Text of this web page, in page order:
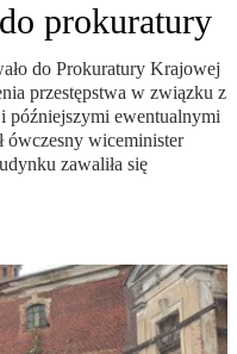
prokuratury
do Prokuratury Krajowej
przestępstwa w związku z
późniejszymi ewentualnymi
ówczesny wiceminister
zawaliła się